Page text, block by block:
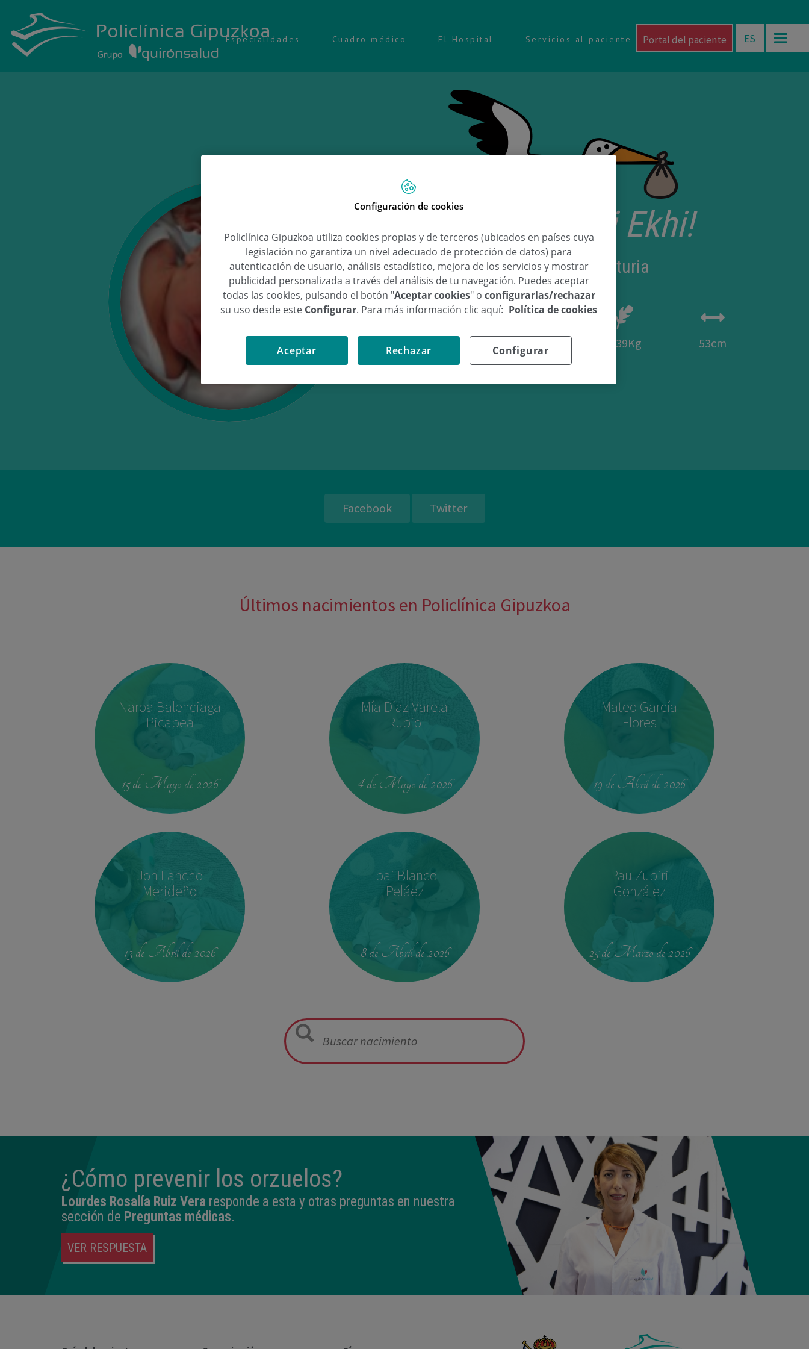
Especialidades Cuadro médico El Hospital Servicios al paciente Portal del paciente ES
Ongi etorri Ekhi!
Ekhi Iriondo Leturia
24/06/08 3.39Kg 53cm
Facebook Twitter
Últimos nacimientos en Policlínica Gipuzkoa
Naroa Balenciaga
Picabea
15 de Mayo de 2026
Mía Díaz Varela
Rubio
4 de Mayo de 2026
Mateo García
Flores
19 de Abril de 2026
Jon Lancho
Merideño
13 de Abril de 2026
Ibai Blanco
Peláez
8 de Abril de 2026
Pau Zubiri
González
25 de Marzo de 2026
¿Cómo prevenir los orzuelos?
Lourdes Rosalía Ruiz Vera responde a esta y otras preguntas en nuestra
sección de Preguntas médicas.
VER RESPUESTA
Configuración de cookies
Policlínica Gipuzkoa utiliza cookies propias y de terceros (ubicados en países cuya
legislación no garantiza un nivel adecuado de protección de datos) para
autenticación de usuario, análisis estadístico, mejora de los servicios y mostrar
publicidad personalizada a través del análisis de tu navegación. Puedes aceptar
todas las cookies, pulsando el botón "Aceptar cookies" o configurarlas/rechazar
su uso desde este Configurar. Para más información clic aquí: Política de cookies
Configurar
Rechazar
Aceptar